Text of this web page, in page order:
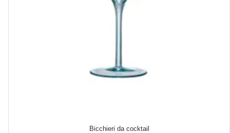
Bicchieri da cocktail